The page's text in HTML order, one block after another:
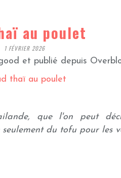
au poulet
1 FÉVRIER 2026
et publié depuis
que l'on peut
du tofu pour les